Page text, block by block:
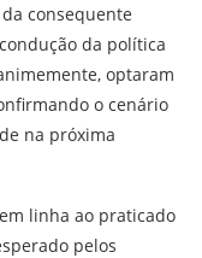
consequente
da política
optaram
o cenário
na próxima
linha ao praticado
pelos